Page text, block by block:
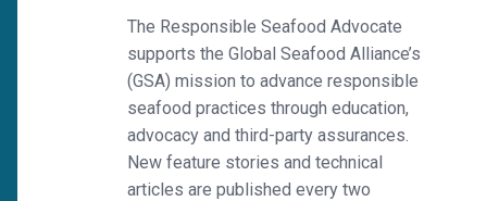
The Responsible Seafood Advocate
supports the Global Seafood Alliance’s
(GSA) mission to advance responsible
seafood practices through education,
advocacy and third-party assurances.
New feature stories and technical
articles are published every two